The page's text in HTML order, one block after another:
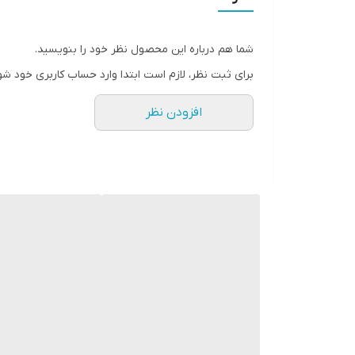
شما هم درباره این محصول نظر خود را بنویسید.
برای ثبت نظر، لازم است ابتدا وارد حساب کاربری خود
افزودن نظر